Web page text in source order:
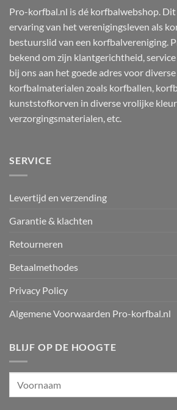
Pro-korfbal.nl is dé korfbalwebshop.
ervaring van het verenigingsleven als
bestuurslid van een korfbalvereniging.
bekend om zijn klantgerichtheid,
bij ons aan het goede adres voor
korfbalmaterialen zoals korfballen,
kunststofkorven in diverse vrolijke
verzorgingsmaterialen, etc.
SERVICE
Levertijd en verzending
Garantie & klachten
Retourneren
Betaalmethodes
Privacy Policy
Algemene Voorwaarden Pro-korfbal.nl
BLIJF OP DE HOOGTE